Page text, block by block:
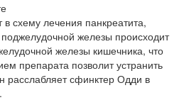
схему лечения панкреатита,
железы происходит
железы кишечника, что
препарата позволит устранить
расслабляет сфинктер Одди в